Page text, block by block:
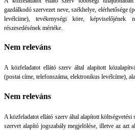
gazdálkodó szervezet neve, székhelye, elérhetősége
levélcíme), tevékenységi köre,
részesedésének mértéke.
Nem releváns
A közfeladatot ellátó szerv által alapított
(postai címe, telefonszáma, elektronikus levélcíme),
Nem releváns
A közfeladatot ellátó szerv által alapított költségvetési
szervet alapító jogszabály megjelölése, illetve az azt